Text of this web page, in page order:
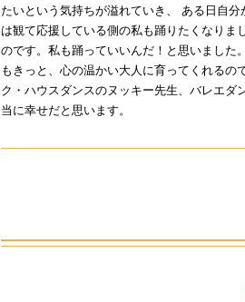
たいという気持ちが溢れていき、 ある日自
は観て応援している側の私も踊りたくなり
のです。私も踊っていいんだ！と思いました
もきっと、心の温かい大人に育ってくれる
ク・ハウスダンスのヌッキー先生、バレエ
当に幸せだと思います。